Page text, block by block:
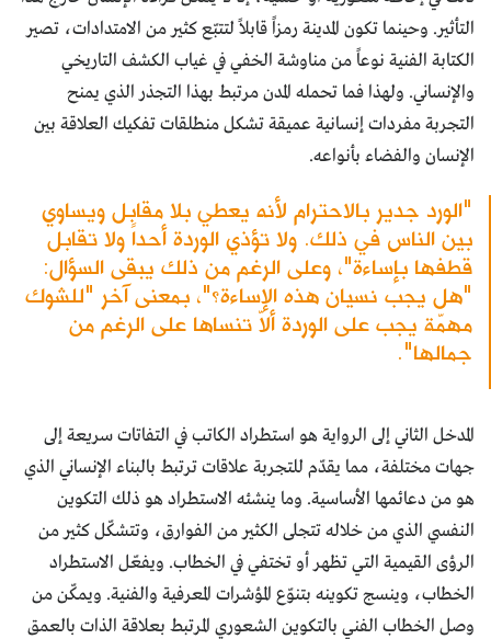
التأثير. وحينما تكون المدينة رمزاً قابلاً لتتبّع كثير من الامتدادات، تصير
الكتابة الفنية نوعاً من مناوشة الخفي في غياب الكشف التاريخي
والإنساني. ولهذا فما تحمله المدن مرتبط بهذا التجذر الذي يمنح
التجربة مفردات إنسانية عميقة تشكل منطلقات تفكيك العلاقة بين
الإنسان والفضاء بأنواعه.
"الورد جدير بالاحترام لأنه يعطي بلا مقابل ويساوي
بين الناس في ذلك. ولا تؤذي الوردة أحداً ولا تقابل
قطفها بإساءة"، وعلى الرغم من ذلك يبقى السؤال:
"هل يجب نسيان هذه الإساءة؟"، بمعنى آخر "للشوك
مهمّة يجب على الوردة ألاّ تنساها على الرغم من
جمالها".
المدخل الثاني إلى الرواية هو استطراد الكاتب في التفاتات سريعة إلى
جهات مختلفة، مما يقدّم للتجربة علاقات ترتبط بالبناء الإنساني الذي
هو من دعائمها الأساسية. وما ينشئه الاستطراد هو ذلك التكوين
النفسي الذي من خلاله تتجلى الكثير من الفوارق، وتتشكّل كثير من
الرؤى القيمية التي تظهر أو تختفي في الخطاب. ويفعّل الاستطراد
الخطاب، وينسج تكوينه بتنوّع المؤشرات المعرفية والفنية. ويمكّن من
وصل الخطاب الفني بالتكوين الشعوري المرتبط بعلاقة الذات بالعمق